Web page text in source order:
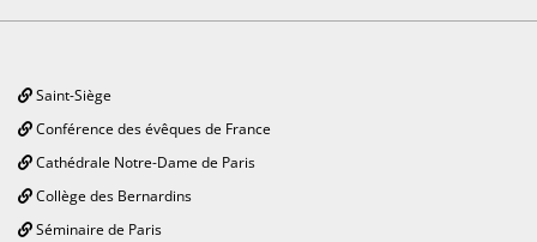
Saint-Siège
Conférence des évêques de France
Cathédrale Notre-Dame de Paris
Collège des Bernardins
Séminaire de Paris